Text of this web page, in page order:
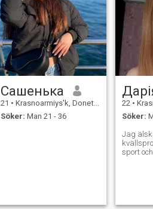
Сашенька
21 • Krasnoarmiys'k, Donets'k, Ukraina
Söker: Man 21 - 36
22 •
Söker:
Jag
sport